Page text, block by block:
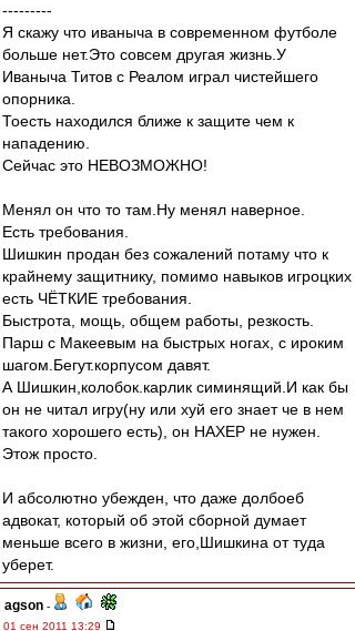
---------
Я скажу что иваныча в современном футболе
больше нет.Это совсем другая жизнь.У
Иваныча Титов с Реалом играл чистейшего
опорника.
Тоесть находился ближе к защите чем к
нападению.
Сейчас это НЕВОЗМОЖНО!
Менял он что то там.Ну менял наверное.
Есть требования.
Шишкин продан без сожалений потаму что к
крайнему защитнику, помимо навыков игроцких
есть ЧЁТКИЕ требования.
Быстрота, мощь, общем работы, резкость.
Парш с Макеевым на быстрых ногах, с ироким
шагом.Бегут.корпусом давят.
А Шишкин,колобок.карлик симинящий.И как бы
он не читал игру(ну или хуй его знает че в нем
такого хорошего есть), он НАХЕР не нужен.
Этож просто.
И абсолютно убежден, что даже долбоеб
адвокат, который об этой сборной думает
меньше всего в жизни, его,Шишкина от туда
уберет.
agson -
01 сен 2011 13:29